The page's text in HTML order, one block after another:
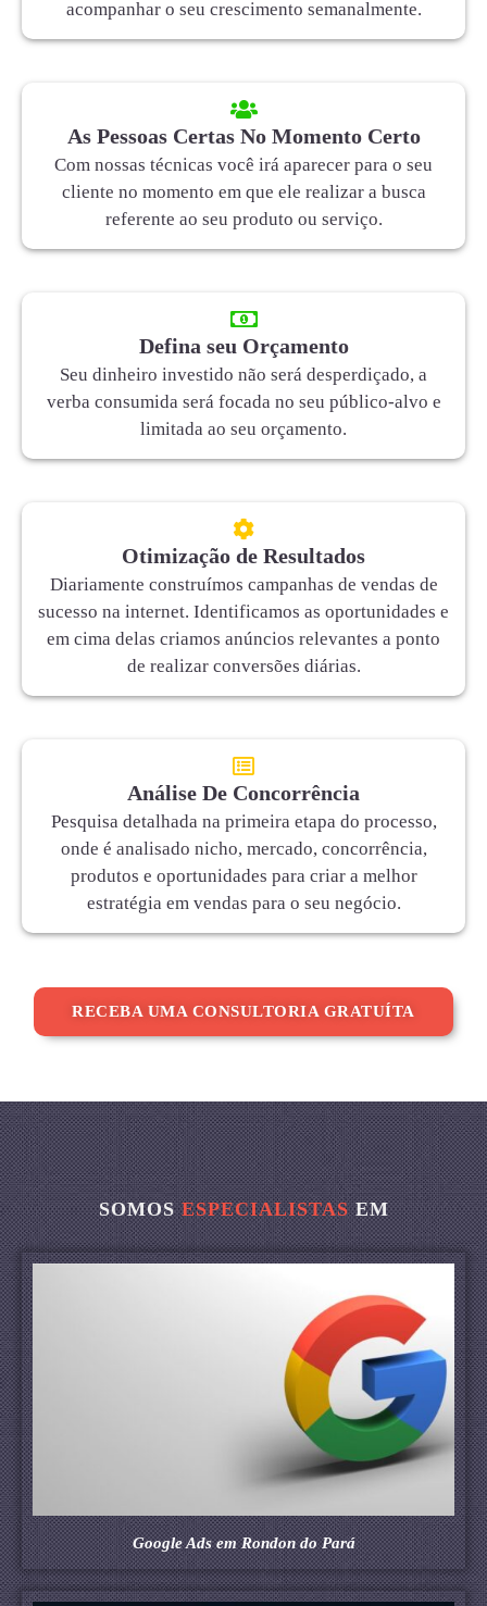
acompanhar o seu crescimento semanalmente.
As Pessoas Certas No Momento Certo
Com nossas técnicas você irá aparecer para o seu
cliente no momento em que ele realizar a busca
referente ao seu produto ou serviço.
Defina seu Orçamento
Seu dinheiro investido não será desperdiçado, a
verba consumida será focada no seu público-alvo e
limitada ao seu orçamento.
Otimização de Resultados
Diariamente construímos campanhas de vendas de
sucesso na internet. Identificamos as oportunidades e
em cima delas criamos anúncios relevantes a ponto
de realizar conversões diárias.
Análise De Concorrência
Pesquisa detalhada na primeira etapa do processo,
onde é analisado nicho, mercado, concorrência,
produtos e oportunidades para criar a melhor
estratégia em vendas para o seu negócio.
RECEBA UMA CONSULTORIA GRATUÍTA
SOMOSESPECIALISTASEM
Google Ads em Rondon do Pará